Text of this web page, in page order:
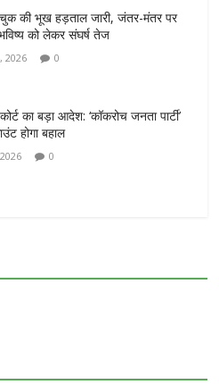
की भूख हड़ताल जारी, जंतर-मंतर पर
को लेकर संघर्ष तेज
2026 0
का बड़ा आदेश: ‘कॉकरोच जनता पार्टी’
होगा बहाल
0